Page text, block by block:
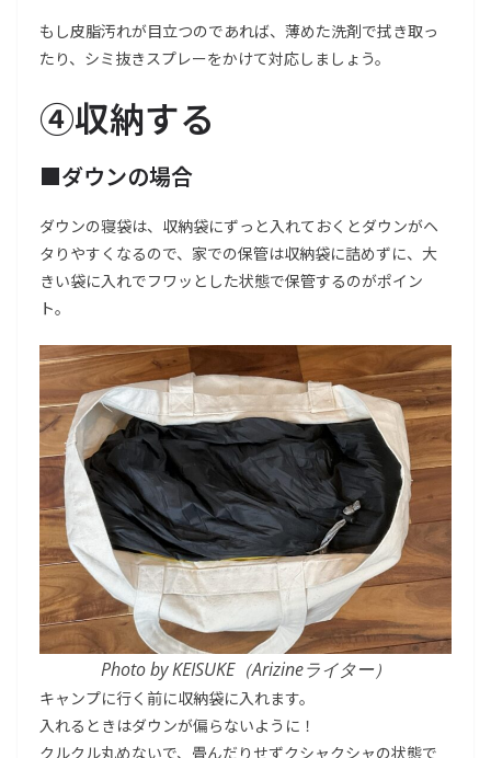
もし皮脂汚れが目立つのであれば、薄めた洗剤で拭き取っ
たり、シミ抜きスプレーをかけて対応しましょう。
④収納する
■ダウンの場合
ダウンの寝袋は、収納袋にずっと入れておくとダウンがヘ
タりやすくなるので、家での保管は収納袋に詰めずに、大
きい袋に入れでフワッとした状態で保管するのがポイン
ト。
Photo by KEISUKE（Arizineライター）
キャンプに行く前に収納袋に入れます。
入れるときはダウンが偏らないように！
クルクル丸めないで、畳んだりせずクシャクシャの状態で